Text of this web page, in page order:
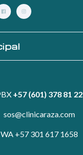
+57 (601) 378 81 22
sos@clinicaraza.com
WA +57 301 617 1658